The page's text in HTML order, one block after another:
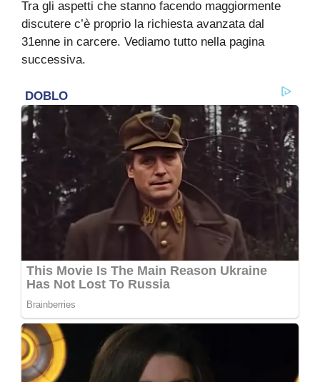
armato di coltello prima di salire in auto.
“È in uno stato di totale confusione mentale”
aggiunto.
Leggi anche:
Modena, Piantedosi: «Non è un folle
isolato»
LA RICHIESTA DAL CARCERE
Tra gli aspetti che stanno facendo maggiormente
discutere c’è proprio la richiesta avanzata dal
31enne in carcere. Vediamo tutto nella pagina